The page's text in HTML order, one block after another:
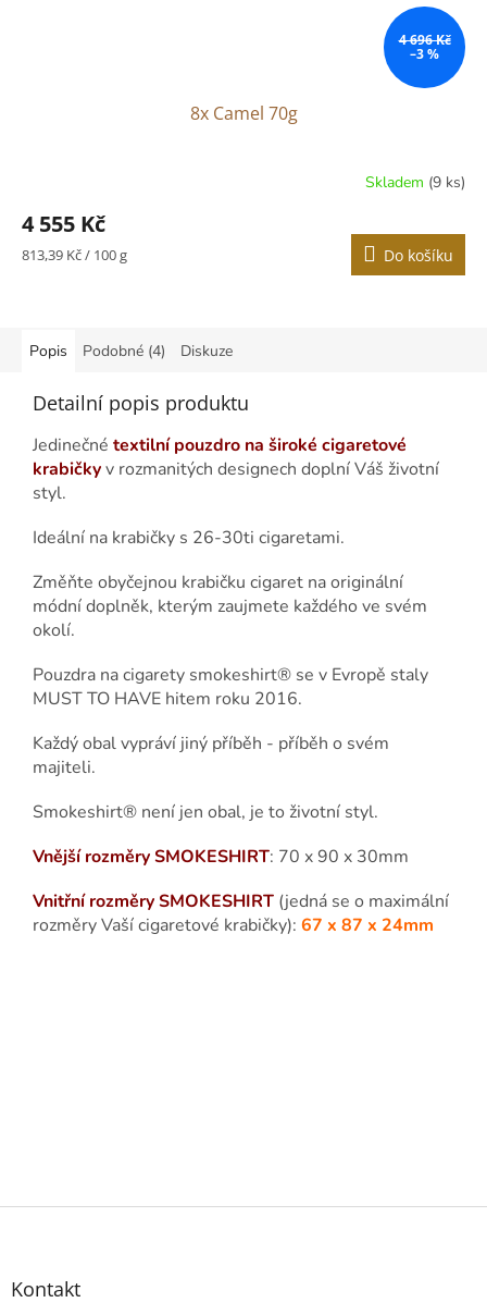
4 696 Kč
–3 %
8x Camel 70g
Skladem (9 ks)
4 555 Kč
Měrná
813,39 Kč / 100 g Do košíku
Popis Podobné (4) Diskuze
Detailní popis produktu
Jedinečné textilní pouzdro na široké cigaretové
krabičkyv rozmanitých designech doplní Váš životní
styl.
Ideální na krabičky s 26-30ti cigaretami.
Změňte obyčejnou krabičku cigaret na originální
módní doplněk, kterým zaujmete každého ve svém
okolí.
Pouzdra na cigarety smokeshirt® se v Evropě staly
MUST TO HAVE hitem roku 2016.
Každý obal vypráví jiný příběh - příběh o svém
majiteli.
Smokeshirt® není jen obal, je to životní styl.
Vnější rozměry SMOKESHIRT: 70 x 90 x 30mm
Vnitřní rozměry SMOKESHIRT (jedná se o maximální
rozměry Vaší cigaretové krabičky): 67 x 87 x 24mm
Z
Kontakt